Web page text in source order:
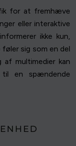
for at fremhæve
eller interaktive
ikke kun,
føler sig som en del
af multimedier kan
til en spændende